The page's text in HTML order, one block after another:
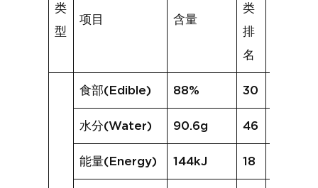
类
型
项目 含量
类
排
名
食部(Edible) 88% 30
水分(Water) 90.6g 46
能量(Energy) 144kJ 18